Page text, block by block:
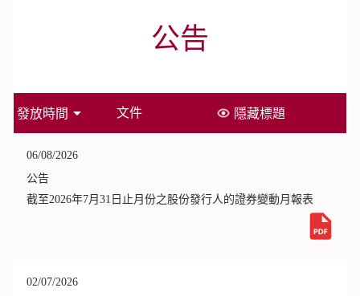
公告
發放時間 文件 隱藏標題
06/08/2026
公告
截至2026年7月31日止月份之股份發行人的證券變動月報表
02/07/2026